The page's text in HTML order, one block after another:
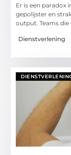
Er is een paradox
gepolijster en
output. Teams
Dienstverlening